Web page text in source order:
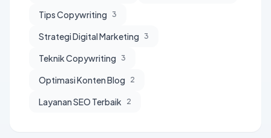
Tips Copywriting 3
Strategi Digital Marketing 3
Teknik Copywriting 3
Optimasi Konten Blog 2
Layanan SEO Terbaik 2